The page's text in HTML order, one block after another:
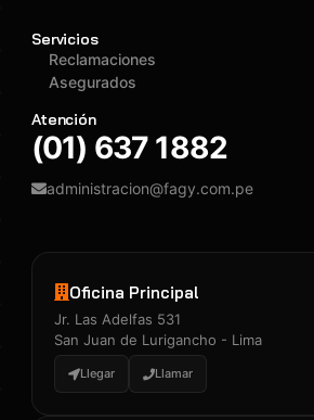
Servicios
Reclamaciones
Asegurados
Atención
(01) 637 1882
administracion@fagy.com.pe
Oficina Principal
Jr. Las Adelfas 531
San Juan de Lurigancho - Lima
Llegar Llamar